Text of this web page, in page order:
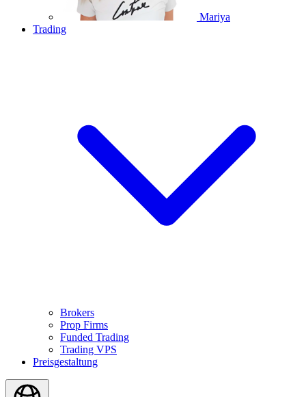
Mariya
Trading
Brokers
Prop Firms
Funded Trading
Trading VPS
Preisgestaltung